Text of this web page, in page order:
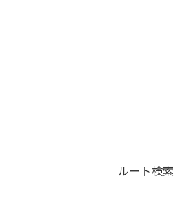
ルート検索